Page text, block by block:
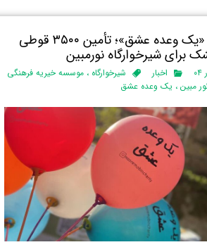
پویش «یک وعده عشق»؛ تأمین ۳۵۰۰ قوطی
برای شیرخوارگاه نورمبین
اخبار شیرخوارگاه ، موسسه خیریه فرهنگی
مبین ، یک وعده عشق